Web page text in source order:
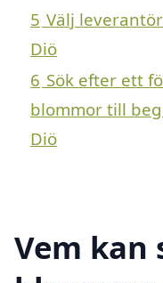
5 Välj
Diö
6 Sök efter ett
blommor till
Diö
Vem kan